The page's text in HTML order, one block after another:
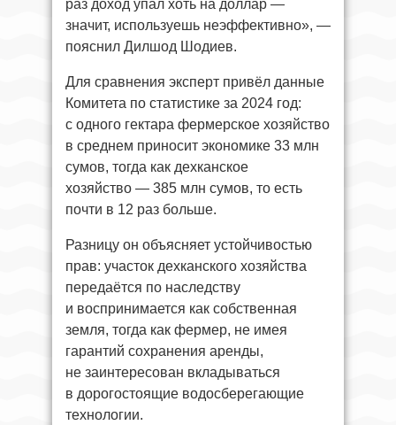
раз доход упал хоть на доллар —
значит, используешь неэффективно», —
пояснил Дилшод Шодиев.
Для сравнения эксперт привёл данные
Комитета по статистике за 2024 год:
с одного гектара фермерское хозяйство
в среднем приносит экономике 33 млн
сумов, тогда как дехканское
хозяйство — 385 млн сумов, то есть
почти в 12 раз больше.
Разницу он объясняет устойчивостью
прав: участок дехканского хозяйства
передаётся по наследству
и воспринимается как собственная
земля, тогда как фермер, не имея
гарантий сохранения аренды,
не заинтересован вкладываться
в дорогостоящие водосберегающие
технологии.